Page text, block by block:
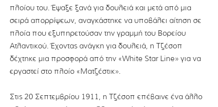
πλοίου του. Έψαξε ξανά για δουλειά και μετά από μια
σειρά απορρίψεων, αναγκάστηκε να υποβάλει αίτηση σε
πλοία που εξυπηρετούσαν την γραμμή του Βορείου
Ατλαντικού. Έχοντας ανάγκη για δουλειά, η Τζέσοπ
δέχτηκε μια προσφορά από την «White Star Line» για να
εργαστεί στο πλοίο «Ματζέστικ».
Στις 20 Σεπτεμβρίου 1911, η Τζέσοπ επέβαινε ένα άλλο